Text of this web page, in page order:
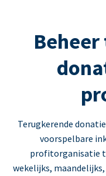
Terugkerende
voorspelbare
profitorganisatie
wekelijks,